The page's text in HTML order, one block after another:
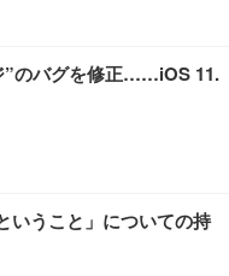
”のバグを修正……iOS 11.
いうこと」についての持